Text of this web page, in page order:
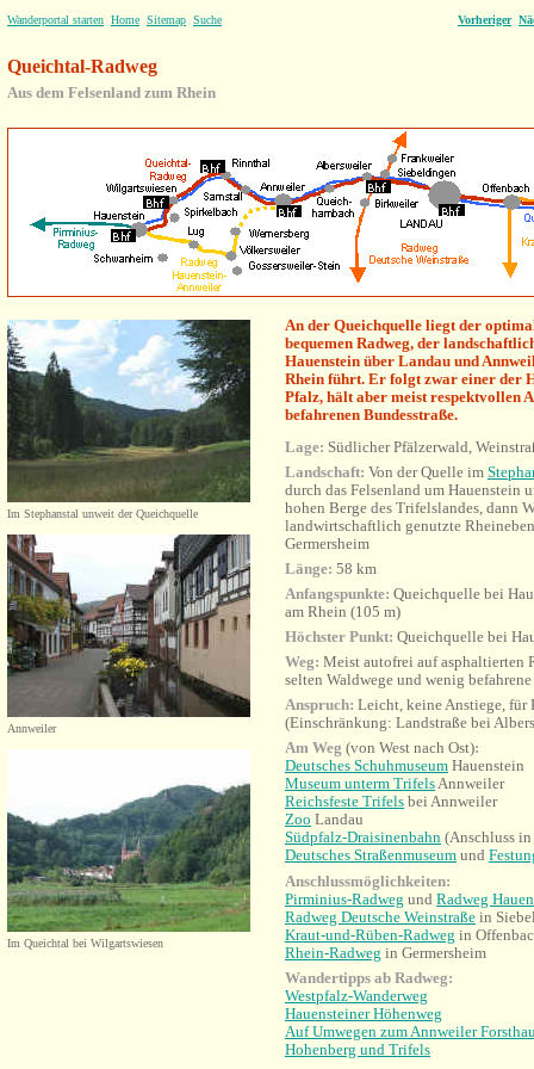
Wanderportal starten Home Sitemap Suche Vorheriger
Queichtal-Radweg
Aus dem Felsenland zum Rhein
Im Stephanstal unweit der Queichquelle
Annweiler
Im Queichtal bei Wilgartswiesen
An der Queichquelle liegt der
bequemen Radweg, der
Hauenstein über Landau und
Rhein führt. Er folgt zwar einer der
Pfalz, hält aber meist respektvollen
befahrenen Bundesstraße.
Lage: Südlicher Pfälzerwald,
Landschaft: Von der Quelle im
durch das Felsenland um Hauenstein
hohen Berge des Trifelslandes, dann
landwirtschaftlich genutzte
Germersheim
Länge: 58 km
Anfangspunkte: Queichquelle bei
am Rhein (105 m)
Höchster Punkt: Queichquelle bei
Weg: Meist autofrei auf asphaltierten
selten Waldwege und wenig
Anspruch: Leicht, keine Anstiege, für
(Einschränkung: Landstraße bei
Am Weg (von West nach Ost):
Deutsches Schuhmuseum Hauenstein
Museum unterm TrifelsAnnweiler
Reichsfeste Trifels bei Annweiler
Zoo Landau
Südpfalz-Draisinenbahn (Anschluss
Deutsches Straßenmuseum und
Anschlussmöglichkeiten:
Pirminius-Radweg und Radweg
Radweg Deutsche Weinstraße in
Kraut-und-Rüben-Radweg in
Rhein-Radweg in Germersheim
Wandertipps ab Radweg:
Westpfalz-Wanderweg
Hauensteiner Höhenweg
Auf Umwegen zum Annweiler
Hohenberg und Trifels